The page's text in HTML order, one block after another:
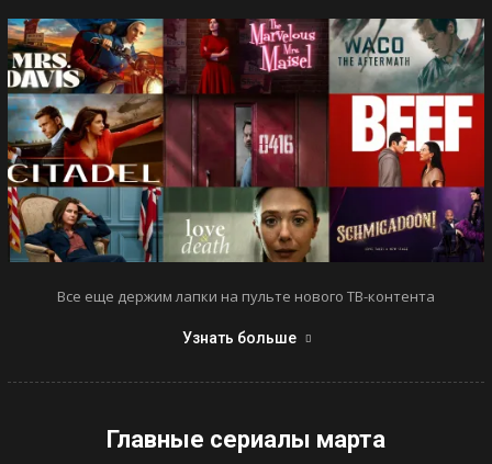
Все еще держим лапки на пульте нового ТВ-контента
Узнать больше
Главные сериалы марта